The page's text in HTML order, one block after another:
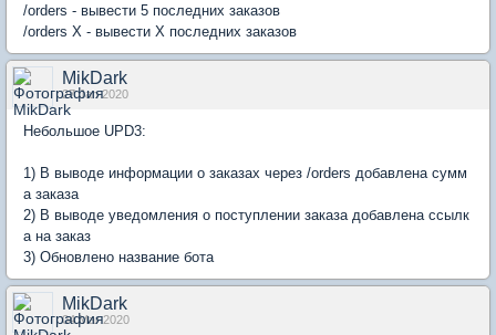
/orders - вывести 5 последних заказов
/orders X - вывести X последних заказов
MikDark
27 Jan 2020
Небольшое UPD3:
1) В выводе информации о заказах через /orders добавлена сумм
а заказа
2) В выводе уведомления о поступлении заказа добавлена ссылк
а на заказ
3) Обновлено название бота
MikDark
04 Mar 2020